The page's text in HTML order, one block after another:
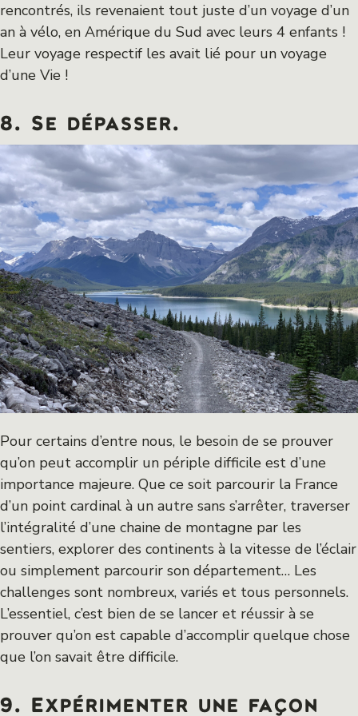
rencontrés, ils revenaient tout juste d’un voyage d’un
an à vélo, en Amérique du Sud avec leurs 4 enfants !
Leur voyage respectif les avait lié pour un voyage
d’une Vie !
8. Se dépasser.
Pour certains d’entre nous, le besoin de se prouver
qu’on peut accomplir un périple difficile est d’une
importance majeure. Que ce soit parcourir la France
d’un point cardinal à un autre sans s’arrêter, traverser
l’intégralité d’une chaine de montagne par les
sentiers, explorer des continents à la vitesse de l’éclair
ou simplement parcourir son département… Les
challenges sont nombreux, variés et tous personnels.
L’essentiel, c’est bien de se lancer et réussir à se
prouver qu’on est capable d’accomplir quelque chose
que l’on savait être difficile.
9. Expérimenter une façon